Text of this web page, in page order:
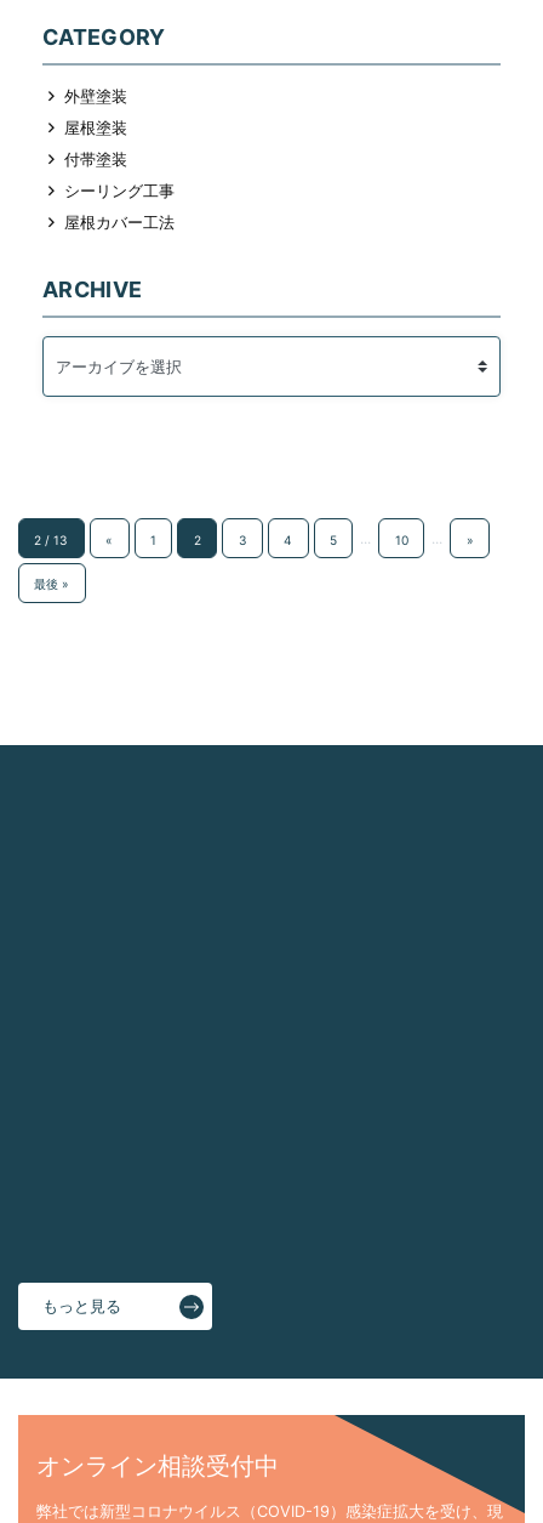
CATEGORY
外壁塗装
屋根塗装
付帯塗装
シーリング工事
屋根カバー工法
ARCHIVE
2 / 13 « 1 2 3 4 5 10 »
最後 »
もっと見る
オンライン相談受付中
弊社では新型コロナウイルス（COVID-19）感染症拡大を受け、現